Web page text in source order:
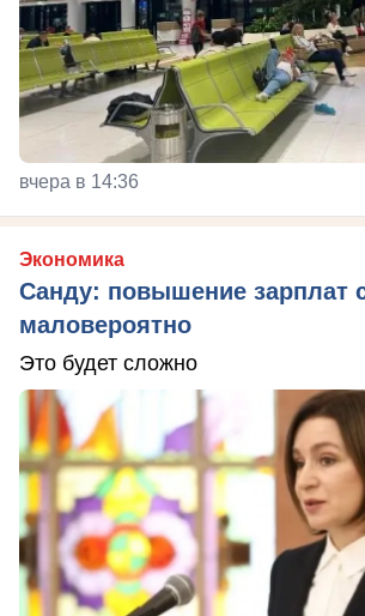
вчера в 14:36
Экономика
Санду: повышение зарплат
маловероятно
Это будет сложно